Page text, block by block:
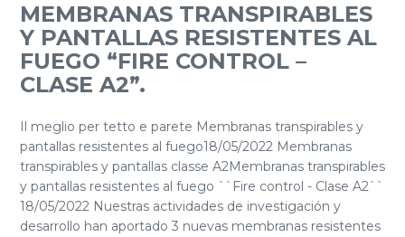
MEMBRANAS TRANSPIRABLES
Y PANTALLAS RESISTENTES AL
FUEGO “FIRE CONTROL –
CLASE A2”.
Il meglio per tetto e parete Membranas transpirables y
pantallas resistentes al fuego18/05/2022 Membranas
transpirables y pantallas classe A2Membranas transpirables
y pantallas resistentes al fuego ``Fire control - Clase A2``
18/05/2022 Nuestras actividades de investigación y
desarrollo han aportado 3 nuevas membranas resistentes